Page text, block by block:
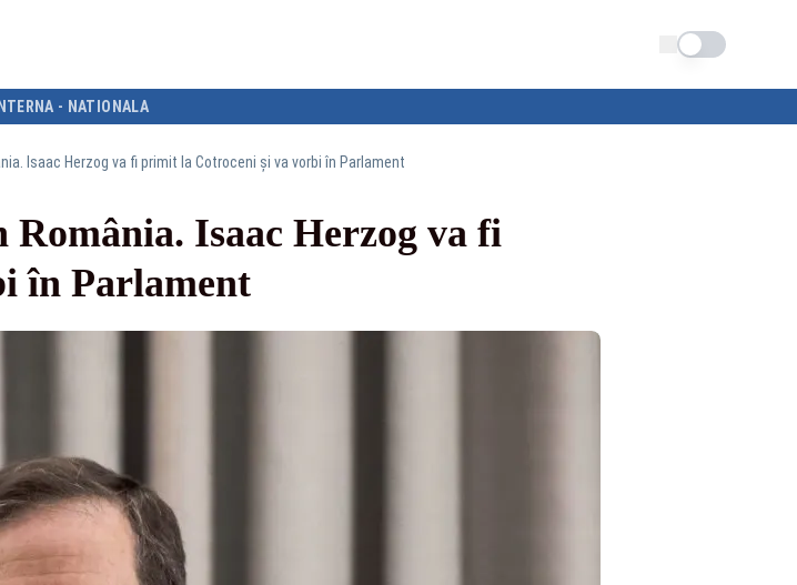
Schimba tema
- NATIONALA
Isaac Herzog va fi primit la Cotroceni și va vorbi în Parlament
Isaac Herzog va fi
în Parlament